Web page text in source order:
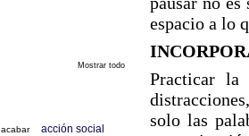
espacio a lo
Practicar la
solo las
Mostrar todo
acabar acción social